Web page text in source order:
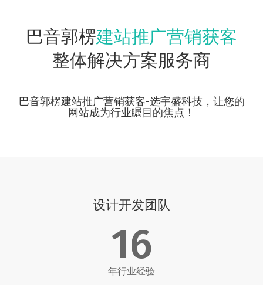
巴音郭楞建站推广营销获客
整体解决方案服务商
巴音郭楞建站推广营销获客-选宇盛科技，让您的
网站成为行业瞩目的焦点！
设计开发团队
16
年行业经验